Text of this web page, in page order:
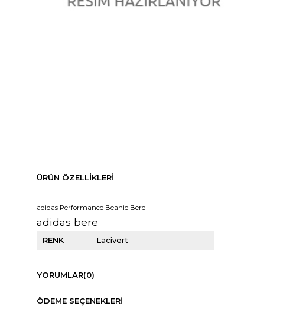
ÜRÜN ÖZELLIKLERI
adidas Performance Beanie Bere
adidas bere
RENK Lacivert
YORUMLAR(0)
ÖDEME SEÇENEKLERI